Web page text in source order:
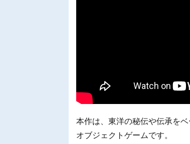
本作は、東洋の秘伝や伝承を
オブジェクトゲームです。